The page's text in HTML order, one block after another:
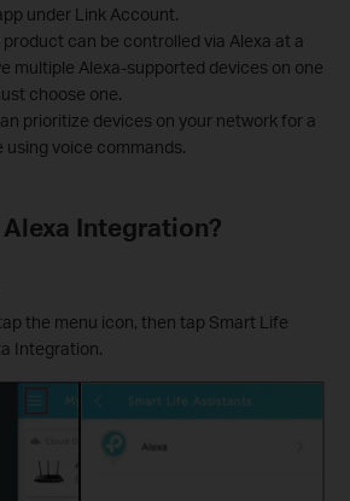
under Link Account.
product can be controlled via Alexa at a
multiple Alexa-supported devices on one
choose one.
prioritize devices on your network for a
using voice commands.
Integration?
the menu icon, then tap Smart Life
Integration.